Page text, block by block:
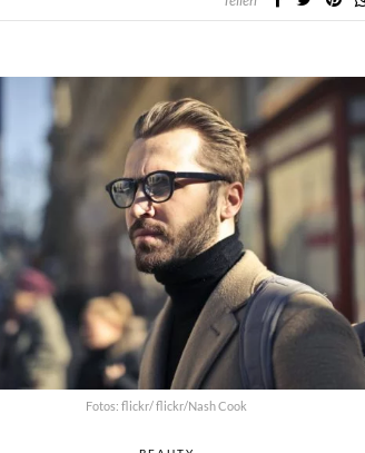
Fotos: flickr/ flickr/Nash Cook